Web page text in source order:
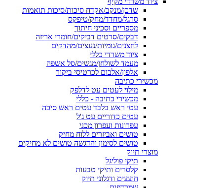
שדכן/מנקב/אקדח סיכות/סיכות תואמות
סרגל/מחדד/מחק/טיפקס
מספריים וסכיני חיתוך
דבקים/סרטים דביקים/חומרי אריזה
לחצנים/גומיות/נעצים/מהדקים
ציוד משרדי כללי
מעמד לשולחן/מגשים/סל אשפה
אלפון/אלבום לכרטיסי ביקור
מכשירי כתיבה
מילוי לעטים עט לדלפק
מכשירי כתיבה - כללי
עטי ראש בלבד עטים ראש סיכה
עטים כדוריים עט ג'ל
עפרונות ועפרון מכני
טושים ואביזרים ללוח מחיק
טושים לסימון והדגשה טושים לא מחיקים
מוצרי תיוק
תיקי פוליגל
קלסרים ותיקי טבעות
חוצצים ודגלוני תיוק